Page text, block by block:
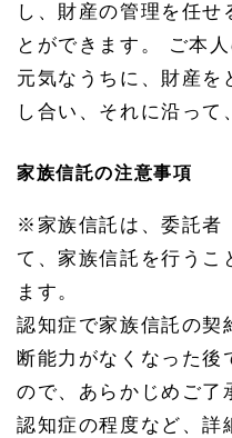
し、財産の管理を任せ
とができます。 ご本
元気なうちに、財産を
し合い、それに沿って
家族信託の注意事項
※家族信託は、委託者
て、家族信託を行うこ
ます。
認知症で家族信託の契
断能力がなくなった後
ので、あらかじめご了
認知症の程度など、詳